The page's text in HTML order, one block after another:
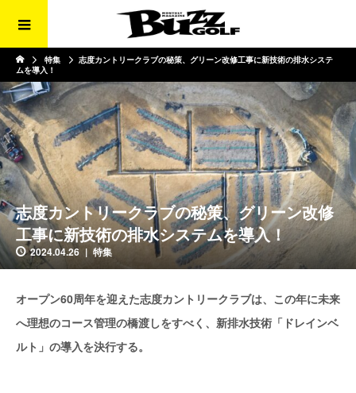
特集
志度カントリークラブの秘策、グリーン改修工事に新技術の排水システ
ムを導入！
志度カントリークラブの秘策、グリーン改修
工事に新技術の排水システムを導入！
2024.04.26 特集
オープン60周年を迎えた志度カントリークラブは、この年に未来
へ理想のコース管理の橋渡しをすべく、新排水技術「ドレインベ
ルト」の導入を決行する。